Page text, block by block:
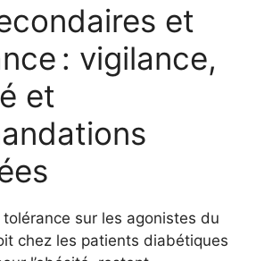
et
: vigilance,
et
sur les agonistes du
chez les patients diabétiques